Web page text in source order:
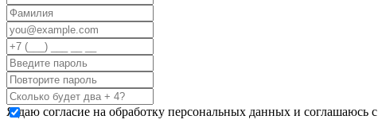
Я даю согласие на обработку персональных данных и соглашаюсь с